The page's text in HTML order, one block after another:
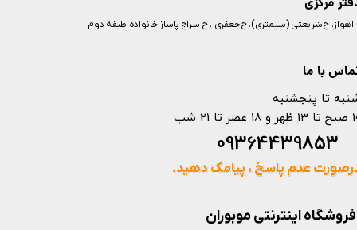
فروشگاه اینترنتی موبوران
با ما
اهواز، خ شریعتی (سیمتری)، خ جعفری ، خ سراج پاساژ خانواده طبقه دوم
تا پنجشنبه
تا 21 شب
عدم پاسخ ، پیامک دهید.